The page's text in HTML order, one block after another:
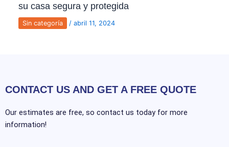
su casa segura y protegida
Sin categoría /abril 11, 2024
CONTACT US AND GET A FREE QUOTE
Our estimates are free, so contact us today for more
information!